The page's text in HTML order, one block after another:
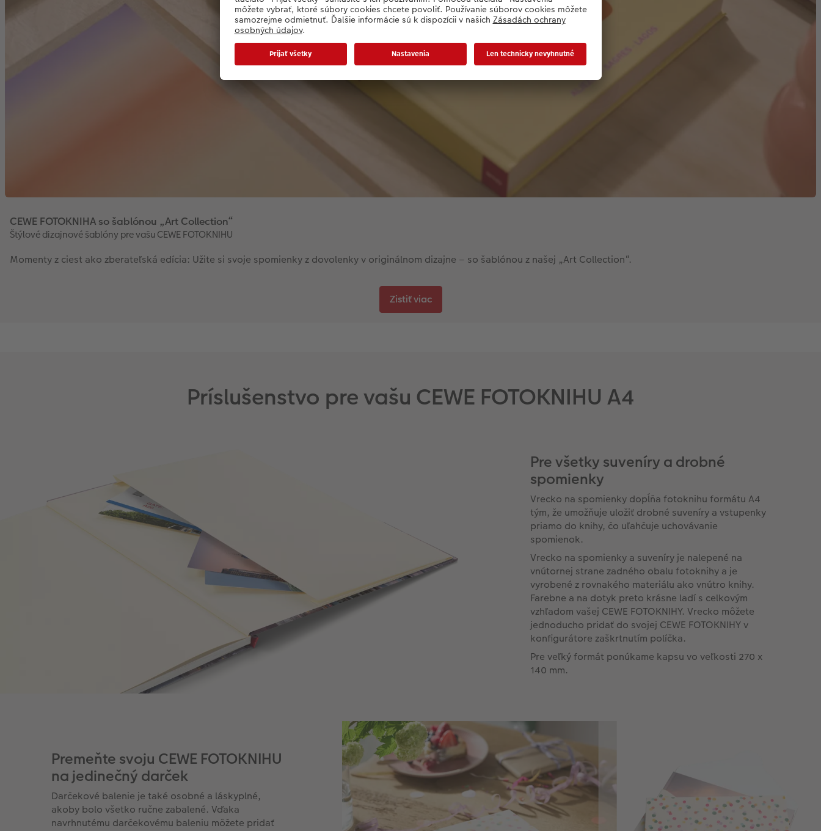
CEWE FOTOKNIHA so šablónou „Art Collection“
Štýlové dizajnové šablóny pre vašu CEWE FOTOKNIHU
Momenty z ciest ako zberateľská edícia: Užite si svoje spomienky z dovolenky v originálnom dizajne – so šablónou z našej „Art Collection“.
Zistiť viac
Príslušenstvo pre vašu CEWE FOTOKNIHU A4
Pre všetky suveníry a drobné
spomienky
Vrecko na spomienky dopĺňa fotoknihu formátu A4
tým, že umožňuje uložiť drobné suveníry a vstupenky
priamo do knihy, čo uľahčuje uchovávanie
spomienok.
Vrecko na spomienky a suveníry je nalepené na
vnútornej strane zadného obalu fotoknihy a je
vyrobené z rovnakého materiálu ako vnútro knihy.
Farebne a na dotyk preto krásne ladí s celkovým
vzhľadom vašej CEWE FOTOKNIHY. Vrecko môžete
jednoducho pridať do svojej CEWE FOTOKNIHY v
konfigurátore zaškrtnutím políčka.
Pre veľký formát ponúkame kapsu vo veľkosti 270 x
140 mm.
Premeňte svoju CEWE FOTOKNIHU
na jedinečný darček
Darčekové balenie je také osobné a láskyplné,
akoby bolo všetko ručne zabalené. Vďaka
navrhnutému darčekovému baleniu môžete pridať